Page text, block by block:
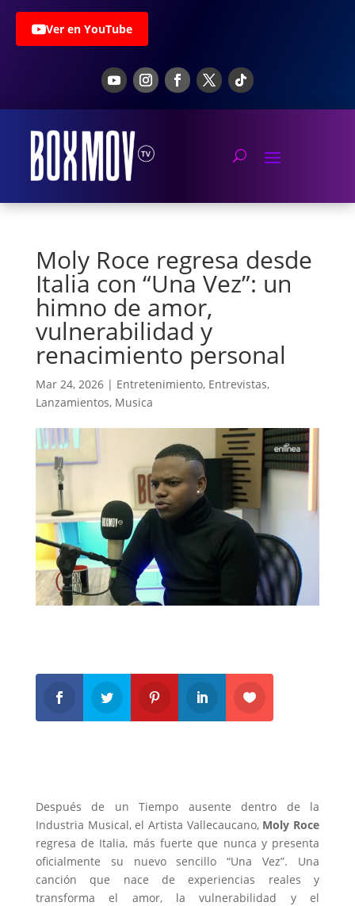
Ver en YouTube
Moly Roce regresa desde
Italia con “Una Vez”: un
himno de amor,
vulnerabilidad y
renacimiento personal
Mar 24, 2026| Entretenimiento, Entrevistas,
Lanzamientos, Musica
Después de un Tiempo ausente dentro de la
Industria Musical, el Artista Vallecaucano, Moly Roce
regresa de Italia, más fuerte que nunca y presenta
oficialmente su nuevo sencillo “Una Vez”. Una
canción que nace de experiencias reales y
transforma el amor, la vulnerabilidad y el